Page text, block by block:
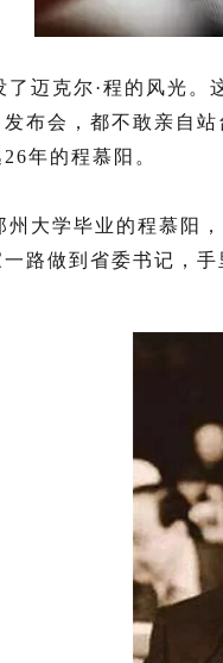
了迈克尔·程的风光
布会，都不敢亲自
年的程慕阳。
州大学毕业的程慕阳
路做到省委书记，手